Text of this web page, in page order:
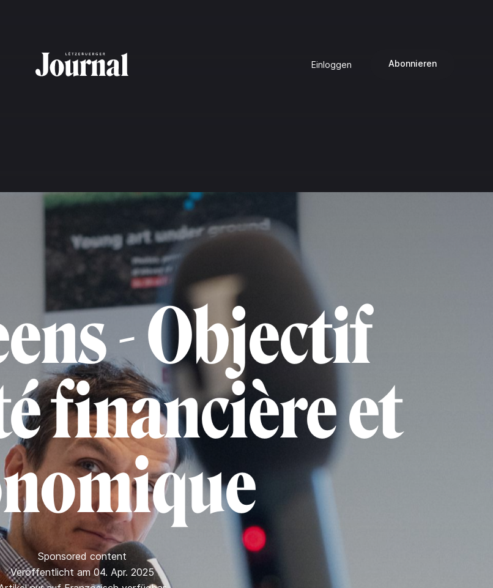
Einloggen Abonnieren
- Objectif
financière et
Sponsored content
Veröffentlicht am 04. Apr. 2025